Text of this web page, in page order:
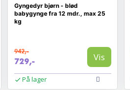
Gyngedyr bjørn - blød
babygynge fra 12 mdr., max 25
kg
942,-
729,- Vis
På lager